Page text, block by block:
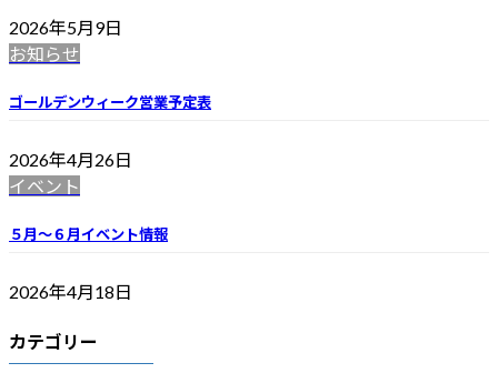
2026年5月9日
お知らせ
ゴールデンウィーク営業予定表
2026年4月26日
イベント
５月～６月イベント情報
2026年4月18日
カテゴリー